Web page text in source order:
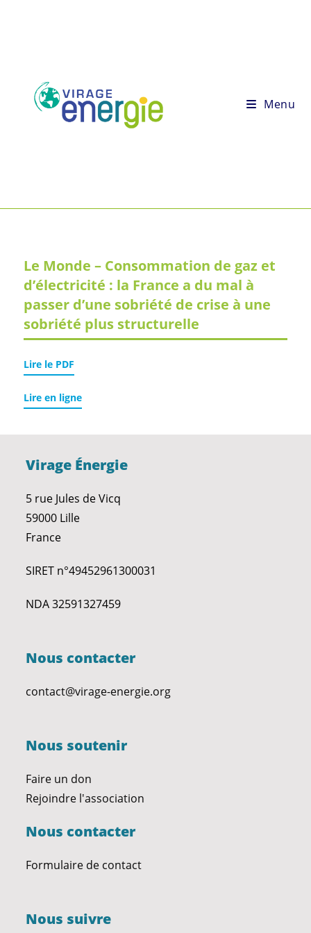
Menu
Le Monde – Consommation de gaz et
d’électricité : la France a du mal à
passer d’une sobriété de crise à une
sobriété plus structurelle
Lire le PDF
Lire en ligne
Virage Énergie
5 rue Jules de Vicq
59000 Lille
France
SIRET n°49452961300031
NDA 32591327459
Nous contacter
contact@virage-energie.org
Nous soutenir
Faire un don
Rejoindre l'association
Nous contacter
Formulaire de contact
Nous suivre